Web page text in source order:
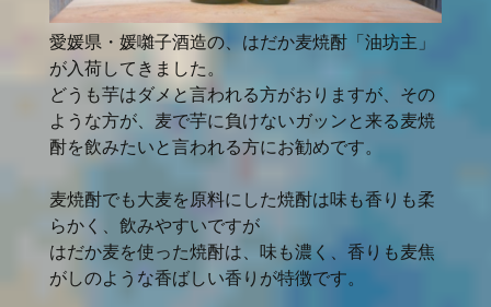
愛媛県・媛囃子酒造の、はだか麦焼酎「油坊主」
が入荷してきました。
どうも芋はダメと言われる方がおりますが、その
ような方が、麦で芋に負けないガッンと来る麦焼
酎を飲みたいと言われる方にお勧めです。
麦焼酎でも大麦を原料にした焼酎は味も香りも柔
らかく、飲みやすいですが
はだか麦を使った焼酎は、味も濃く、香りも麦焦
がしのような香ばしい香りが特徴です。